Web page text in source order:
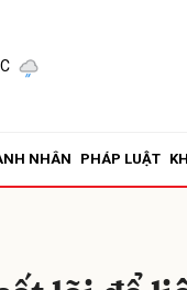
NHÂN PHÁP LUẬT